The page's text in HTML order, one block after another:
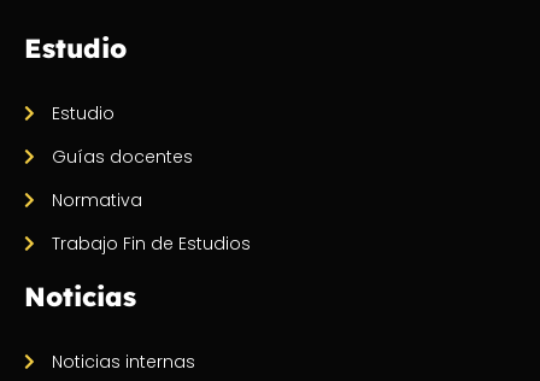
Estudio
Estudio
Guías docentes
Normativa
Trabajo Fin de Estudios
Noticias
Noticias internas